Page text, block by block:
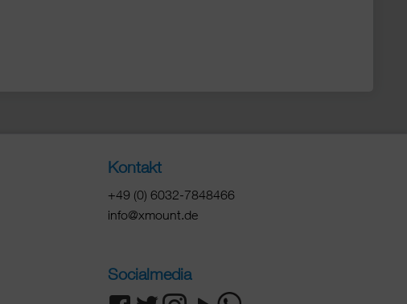
Kontakt
+49 (0) 6032-7848466
info@xmount.de
Socialmedia